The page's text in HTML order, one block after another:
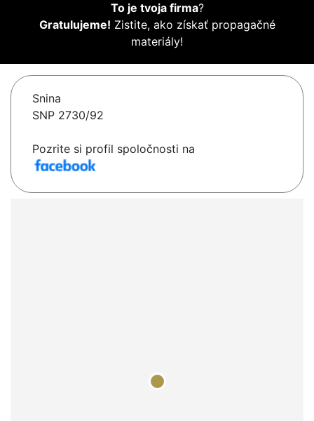
To je tvoja firma?
Gratulujeme! Zistite, ako získať propagačné
materiály!
Snina
SNP 2730/92
Pozrite si profil spoločnosti na